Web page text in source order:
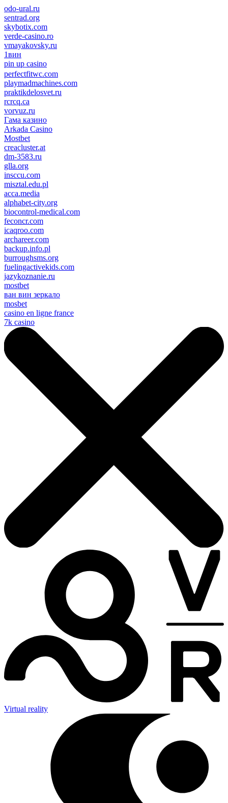
odo-ural.ru
sentrad.org
skybotix.com
verde-casino.ro
vmayakovsky.ru
1вин
pin up casino
пин ап
1win
perfectfitwc.com
playmadmachines.com
praktikdelosvet.ru
rcrcq.ca
vorvuz.ru
Гама казино
Arkada Casino
Mostbet
creacluster.at
dm-3583.ru
glla.org
insccu.com
misztal.edu.pl
acca.media
alphabet-city.org
biocontrol-medical.com
feconcr.com
icaqroo.com
archareer.com
backup.info.pl
burroughsms.org
fuelingactivekids.com
jazykoznanie.ru
mostbet
ван вин зеркало
mosbet
casino en ligne france
7k casino
Virtual reality